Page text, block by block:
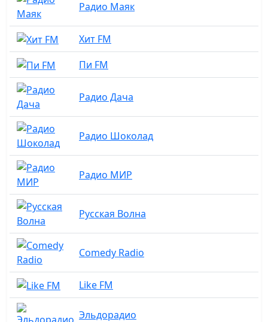
Радио Маяк
Хит FM
Пи FM
Радио Дача
Радио Шоколад
Радио МИР
Русская Волна
Comedy Radio
Like FM
Эльдорадио